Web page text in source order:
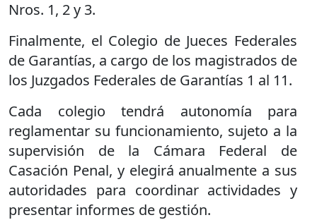
Nros. 1, 2 y 3.
Finalmente, el Colegio de Jueces Federales
de Garantías, a cargo de los magistrados de
los Juzgados Federales de Garantías 1 al 11.
Cada colegio tendrá autonomía para
reglamentar su funcionamiento, sujeto a la
supervisión de la Cámara Federal de
Casación Penal, y elegirá anualmente a sus
autoridades para coordinar actividades y
presentar informes de gestión.